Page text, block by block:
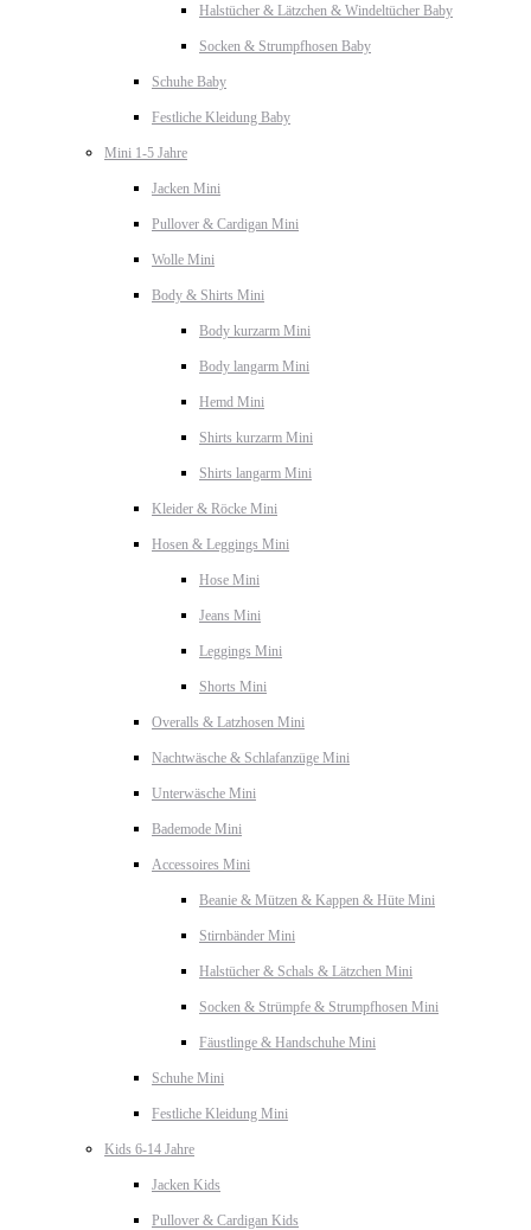
Halstücher & Lätzchen & Windeltücher Baby
Socken & Strumpfhosen Baby
Schuhe Baby
Festliche Kleidung Baby
Mini 1-5 Jahre
Jacken Mini
Pullover & Cardigan Mini
Wolle Mini
Body & Shirts Mini
Body kurzarm Mini
Body langarm Mini
Hemd Mini
Shirts kurzarm Mini
Shirts langarm Mini
Kleider & Röcke Mini
Hosen & Leggings Mini
Hose Mini
Jeans Mini
Leggings Mini
Shorts Mini
Overalls & Latzhosen Mini
Nachtwäsche & Schlafanzüge Mini
Unterwäsche Mini
Bademode Mini
Accessoires Mini
Beanie & Mützen & Kappen & Hüte Mini
Stirnbänder Mini
Halstücher & Schals & Lätzchen Mini
Socken & Strümpfe & Strumpfhosen Mini
Fäustlinge & Handschuhe Mini
Schuhe Mini
Festliche Kleidung Mini
Kids 6-14 Jahre
Jacken Kids
Pullover & Cardigan Kids